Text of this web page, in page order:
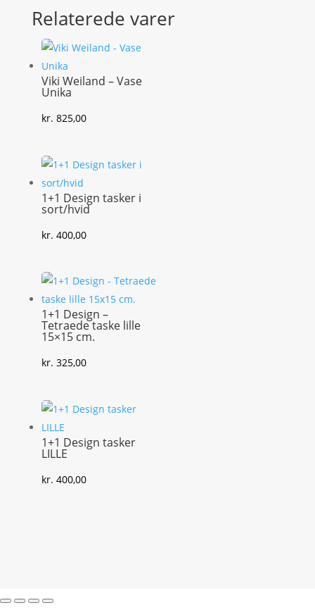
Relaterede varer
Viki Weiland – Vase
Unika
kr. 825,00
1+1 Design tasker i
sort/hvid
kr. 400,00
1+1 Design –
Tetraede taske lille
15×15 cm.
kr. 325,00
1+1 Design tasker
LILLE
kr. 400,00